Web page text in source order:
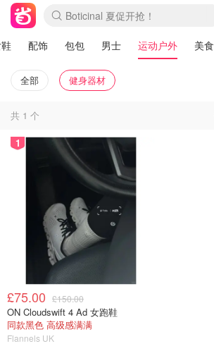
Boticinal 夏促开抢！
4折！lulu周四疯狂上新
还没结束！&OtherStories大促
Joybuy变相75折 随时失效
速领！Stanley独家85折
疑似霸哥！Camper额外叠85折
Zalando 奥莱闪促！每日更新
Moncler反季囤！5折起+叠9折
Coach Brooklyn仅€192
配饰 包包 男士 运动户外 美食
全部 健身器材
共 1 个
1
£75.00 £150.00
ON Cloudswift 4 Ad 女跑鞋
同款黑色 高级感满满
Flannels UK